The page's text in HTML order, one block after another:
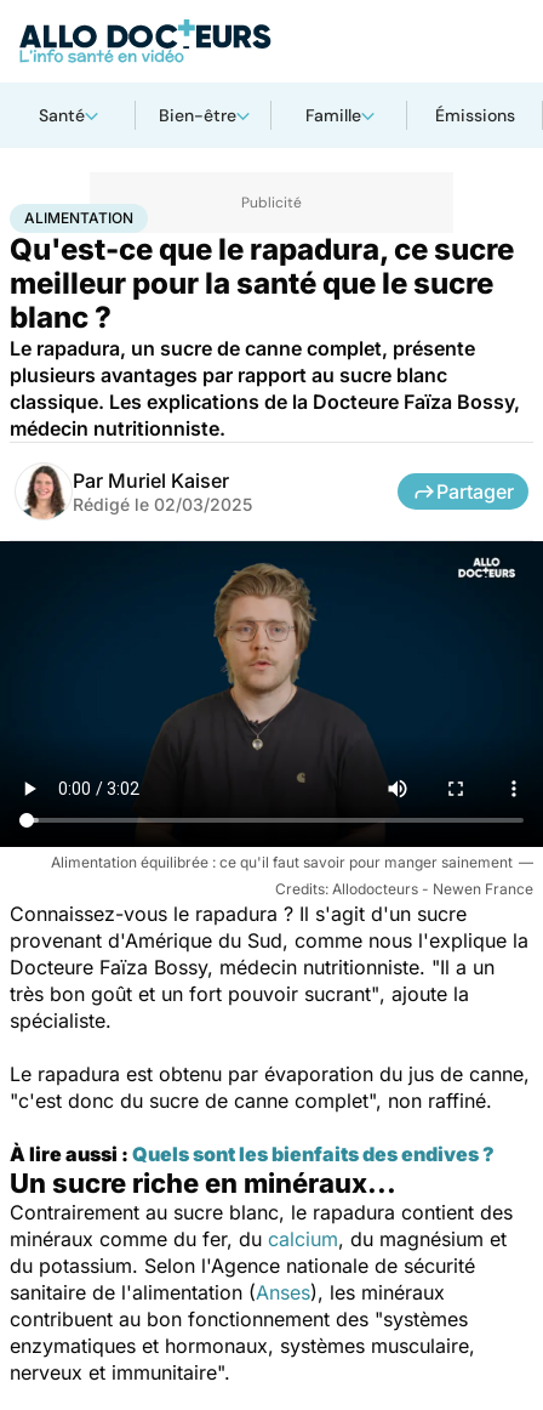
Santé Bien-être Famille Émissions
AccueilBien-être Nutrition Alimentation
ALIMENTATION
Qu'est-ce que le rapadura, ce sucre
meilleur pour la santé que le sucre
blanc ?
Le rapadura, un sucre de canne complet, présente
plusieurs avantages par rapport au sucre blanc
classique. Les explications de la Docteure Faïza Bossy,
médecin nutritionniste.
Par Muriel Kaiser
Rédigé le 02/03/2025
Partager
Alimentation équilibrée : ce qu'il faut savoir pour manger sainement
Allodocteurs - Newen France
Connaissez-vous le rapadura ? Il s'agit d'un sucre
provenant d'Amérique du Sud, comme nous l'explique la
Docteure Faïza Bossy, médecin nutritionniste. "Il a un
très bon goût et un fort pouvoir sucrant", ajoute la
spécialiste.
Le rapadura est obtenu par évaporation du jus de canne,
"c'est donc du sucre de canne complet", non raffiné.
À lire aussi : Quels sont les bienfaits des endives ?
Un sucre riche en minéraux...
Contrairement au sucre blanc, le rapadura contient des
minéraux comme du fer, du calcium, du magnésium et
du potassium. Selon l'Agence nationale de sécurité
sanitaire de l'alimentation (Anses), les minéraux
contribuent au bon fonctionnement des "systèmes
enzymatiques et hormonaux, systèmes musculaire,
nerveux et immunitaire".